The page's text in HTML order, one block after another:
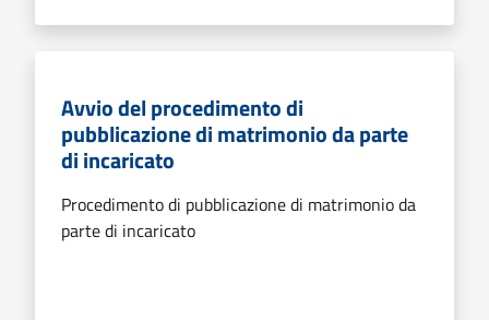
Avvio del procedimento di
pubblicazione di matrimonio da parte
di incaricato
Procedimento di pubblicazione di matrimonio da
parte di incaricato